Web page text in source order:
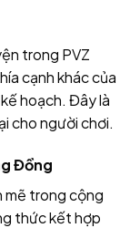
trong PVZ
cạnh khác của
hoạch. Đây là
cho người chơi.
Đồng
mẽ trong cộng
thức kết hợp